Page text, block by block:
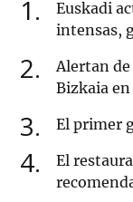
1
Euskadi
intensas,
2
Alertan
Bizkaia en
3 El primer
4
El